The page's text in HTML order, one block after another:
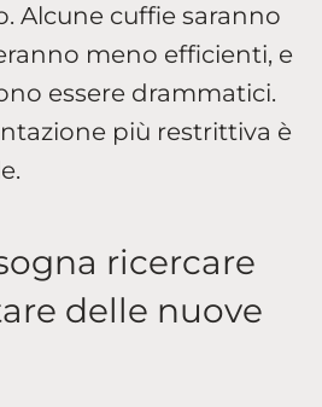
Alcune cuffie saranno
meno efficienti, e
essere drammatici.
più restrittiva è
ricercare
delle nuove